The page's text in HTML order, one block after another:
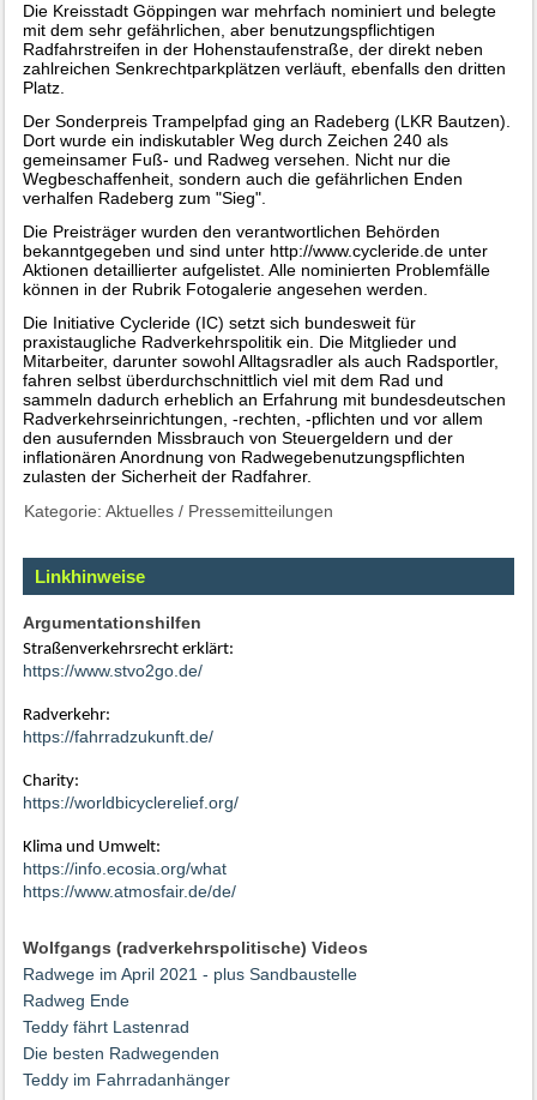
Die Kreisstadt Göppingen war mehrfach nominiert und belegte
mit dem sehr gefährlichen, aber benutzungspflichtigen
Radfahrstreifen in der Hohenstaufenstraße, der direkt neben
zahlreichen Senkrechtparkplätzen verläuft, ebenfalls den dritten
Platz.
Der Sonderpreis Trampelpfad ging an Radeberg (LKR Bautzen).
Dort wurde ein indiskutabler Weg durch Zeichen 240 als
gemeinsamer Fuß- und Radweg versehen. Nicht nur die
Wegbeschaffenheit, sondern auch die gefährlichen Enden
verhalfen Radeberg zum "Sieg".
Die Preisträger wurden den verantwortlichen Behörden
bekanntgegeben und sind unter http://www.cycleride.de unter
Aktionen detaillierter aufgelistet. Alle nominierten Problemfälle
können in der Rubrik Fotogalerie angesehen werden.
Die Initiative Cycleride (IC) setzt sich bundesweit für
praxistaugliche Radverkehrspolitik ein. Die Mitglieder und
Mitarbeiter, darunter sowohl Alltagsradler als auch Radsportler,
fahren selbst überdurchschnittlich viel mit dem Rad und
sammeln dadurch erheblich an Erfahrung mit bundesdeutschen
Radverkehrseinrichtungen, -rechten, -pflichten und vor allem
den ausufernden Missbrauch von Steuergeldern und der
inflationären Anordnung von Radwegebenutzungspflichten
zulasten der Sicherheit der Radfahrer.
Kategorie:Aktuelles / Pressemitteilungen
Linkhinweise
Argumentationshilfen
Straßenverkehrsrecht erklärt:
https://www.stvo2go.de/
Radverkehr:
https://fahrradzukunft.de/
Charity:
https://worldbicyclerelief.org/
Klima und Umwelt:
https://info.ecosia.org/what
https://www.atmosfair.de/de/
Wolfgangs (radverkehrspolitische) Videos
Radwege im April 2021 - plus Sandbaustelle
Radweg Ende
Teddy fährt Lastenrad
Die besten Radwegenden
Teddy im Fahrradanhänger